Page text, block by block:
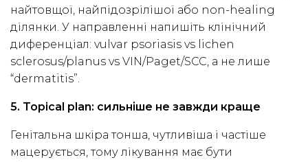
найтовщої, найпідозрілішої або non-healing
ділянки. У направленні напишіть клінічний
диференціал: vulvar psoriasis vs lichen
sclerosus/planus vs VIN/Paget/SCC, а не лише
“dermatitis”.
5. Topical plan: сильніше не завжди краще
Генітальна шкіра тонша, чутливіша і частіше
мацерується, тому лікування має бути